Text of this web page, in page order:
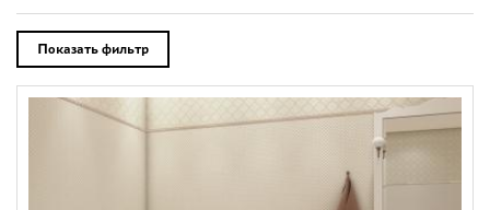
Дизайнерам
Комплекс услуг
Показать фильтр